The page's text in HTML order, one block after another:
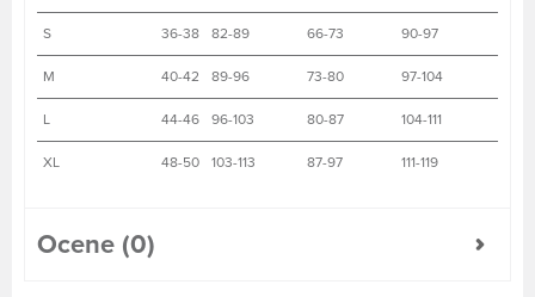
S 36-38 82-89 66-73 90-97
M 40-42 89-96 73-80 97-104
L 44-46 96-103 80-87 104-111
XL 48-50 103-113 87-97 111-119
Ocene (0)